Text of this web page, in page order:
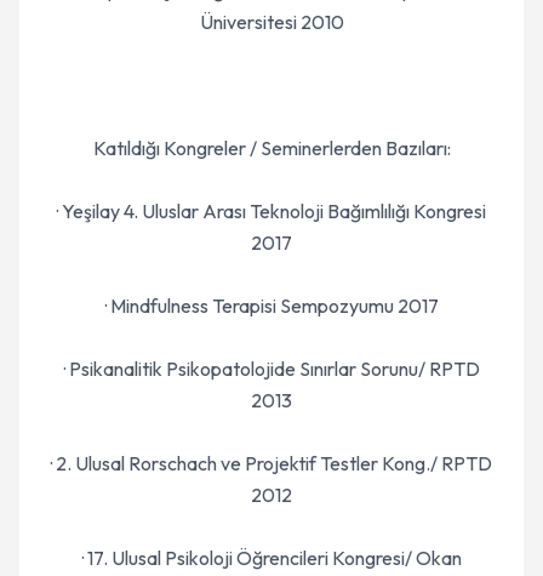
Üniversitesi 2010
Katıldığı Kongreler / Seminerlerden Bazıları:
· Yeşilay 4. Uluslar Arası Teknoloji Bağımlılığı Kongresi
2017
· Mindfulness Terapisi Sempozyumu 2017
· Psikanalitik Psikopatolojide Sınırlar Sorunu/ RPTD
2013
· 2. Ulusal Rorschach ve Projektif Testler Kong./ RPTD
2012
· 17. Ulusal Psikoloji Öğrencileri Kongresi/ Okan